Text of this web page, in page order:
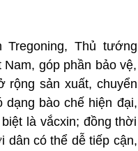
Tregoning, Thủ tướng
góp phần bảo vệ,
rộng sản xuất, chuyển
dạng bào chế hiện đại,
là vắcxin; đồng thời
dân có thể dễ tiếp cận,